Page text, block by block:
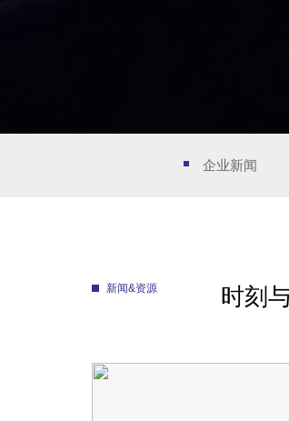
企业新闻
新闻&资源 时刻